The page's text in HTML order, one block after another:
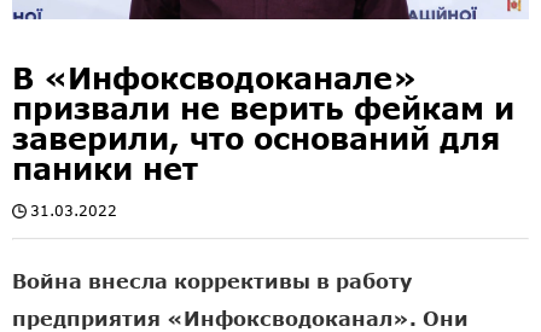
В «Инфоксводоканале»
призвали не верить фейкам и
заверили, что оснований для
паники нет
31.03.2022
Война внесла коррективы в работу
предприятия «Инфоксводоканал». Они